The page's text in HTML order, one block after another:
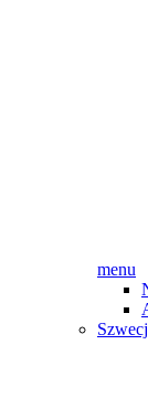
menu